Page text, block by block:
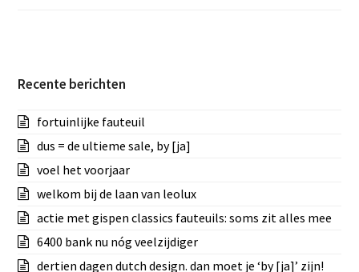
Recente berichten
fortuinlijke fauteuil
dus = de ultieme sale, by [ja]
voel het voorjaar
welkom bij de laan van leolux
actie met gispen classics fauteuils: soms zit alles mee
6400 bank nu nóg veelzijdiger
dertien dagen dutch design. dan moet je ‘by [ja]’ zijn!